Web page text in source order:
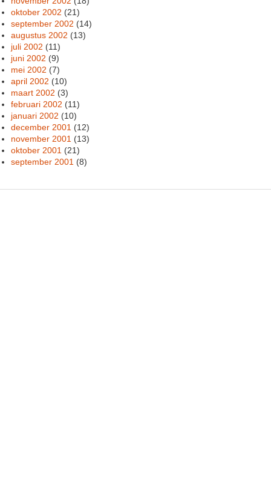
oktober 2002 (21)
september 2002 (14)
augustus 2002 (13)
juli 2002 (11)
juni 2002 (9)
mei 2002 (7)
april 2002 (10)
maart 2002 (3)
februari 2002 (11)
januari 2002 (10)
december 2001 (12)
november 2001 (13)
oktober 2001 (21)
september 2001 (8)